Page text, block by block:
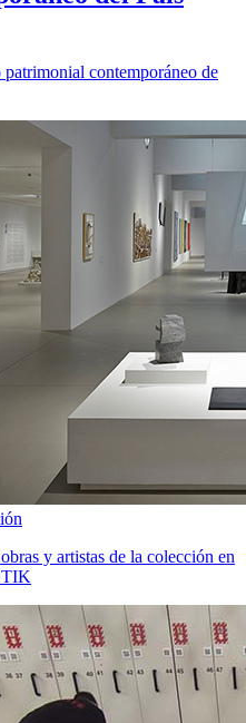
contemporáneo de
y artistas de la colección en